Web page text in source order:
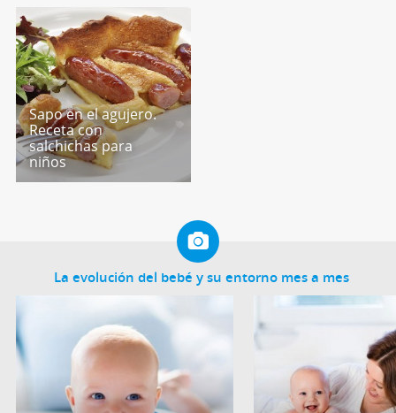
Sapo en el agujero.
Receta con
salchichas para
niños
La evolución del bebé y su entorno mes a mes